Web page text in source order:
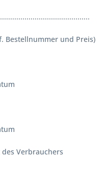
Bestellnummer und Preis)
Verbrauchers